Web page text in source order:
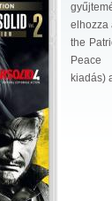
elhozza
the
kiadás)